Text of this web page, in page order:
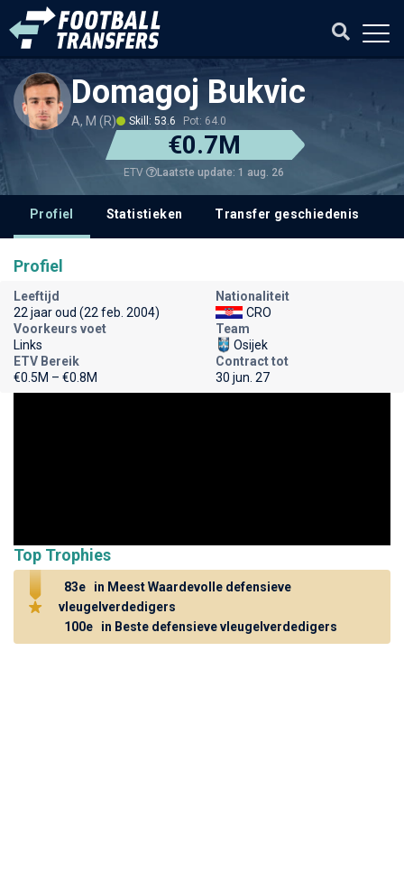
Domagoj Bukvic
A, M (R) Skill: 53.6 Pot: 64.0
€0.7M
ETV Laatste update: 1 aug. 26
Profiel Statistieken Transfer geschiedenis
Profiel
Leeftijd
22 jaar oud (22 feb. 2004)
Nationaliteit
CRO
Voorkeurs voet
Links
Team
Osijek
ETV Bereik
€0.5M – €0.8M
Contract tot
30 jun. 27
Top Trophies
83e
in Meest Waardevolle defensieve
vleugelverdedigers
100e
in Beste defensieve vleugelverdedigers